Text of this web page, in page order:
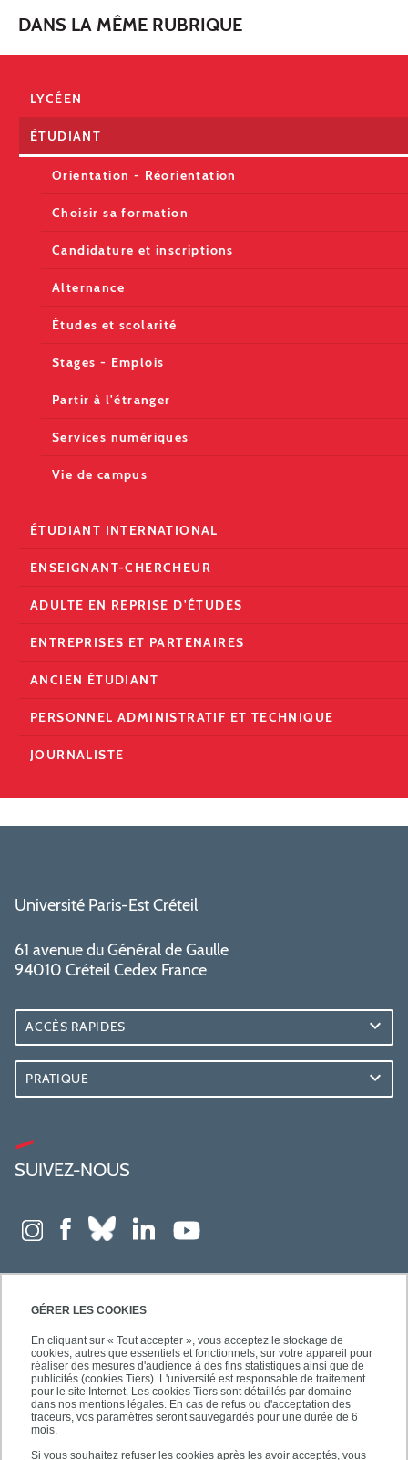
GÉRER LES COOKIES
En cliquant sur « Tout accepter », vous acceptez le stockage de
cookies, autres que essentiels et fonctionnels, sur votre appareil pour
réaliser des mesures d'audience à des fins statistiques ainsi que de
publicités (cookies Tiers). L'université est responsable de traitement
pour le site Internet. Les cookies Tiers sont détaillés par domaine
dans nos mentions légales. En cas de refus ou d'acceptation des
traceurs, vos paramètres seront sauvegardés pour une durée de 6
mois.
Si vous souhaitez refuser les cookies après les avoir acceptés, vous
DANS LA MÊME RUBRIQUE
LYCÉEN
ÉTUDIANT
Orientation - Réorientation
Choisir sa formation
Candidature et inscriptions
Alternance
Études et scolarité
Stages - Emplois
Partir à l'étranger
Services numériques
Vie de campus
ÉTUDIANT INTERNATIONAL
ENSEIGNANT-CHERCHEUR
ADULTE EN REPRISE D'ÉTUDES
ENTREPRISES ET PARTENAIRES
ANCIEN ÉTUDIANT
PERSONNEL ADMINISTRATIF ET TECHNIQUE
JOURNALISTE
Université Paris-Est Créteil
61 avenue du Général de Gaulle
94010 Créteil Cedex France
ACCÈS RAPIDES
PRATIQUE
SUIVEZ-NOUS